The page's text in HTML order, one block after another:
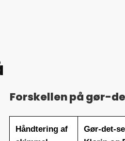
Forskellen på gør-
Håndtering af
Gør-det-